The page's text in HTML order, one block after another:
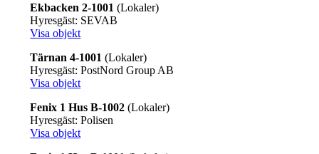
Ekbacken 2-1001 (Lokaler)
Hyresgäst: SEVAB
Visa objekt
Tärnan 4-1001 (Lokaler)
Hyresgäst: PostNord Group AB
Visa objekt
Fenix 1 Hus B-1002 (Lokaler)
Hyresgäst: Polisen
Visa objekt